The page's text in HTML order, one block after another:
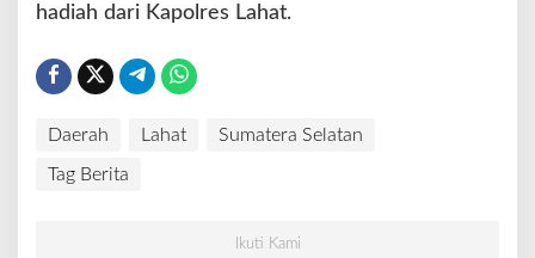
hadiah dari Kapolres Lahat.
Daerah Lahat Sumatera Selatan
Tag Berita
Ikuti Kami